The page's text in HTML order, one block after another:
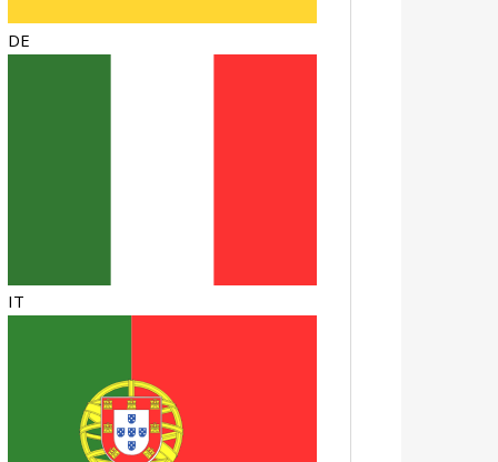
DE
IT